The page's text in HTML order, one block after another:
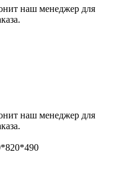
наш менеджер для
наш менеджер для